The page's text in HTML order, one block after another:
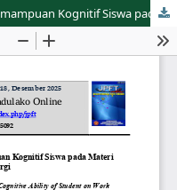
Hubungan Sikap Ilmiah Dengan Kemampuan Kognitif Siswa pada Materi Usaha dan Energi